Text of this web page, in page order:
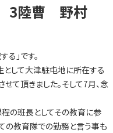
3陸曹 野村
」です。
して大津駐屯地に所在する
て頂きました。そして7月、念
の班長としてその教育に参
の教育隊での勤務と言う事も